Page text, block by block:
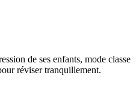
de ses enfants, mode classe
réviser tranquillement.